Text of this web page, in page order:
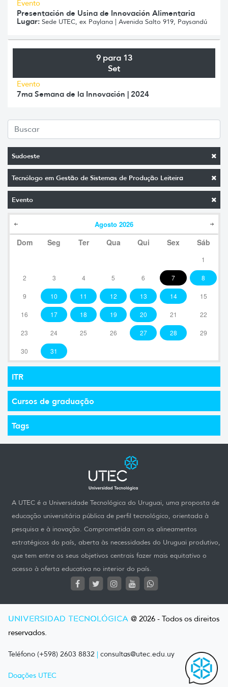
Sudoeste
Tecnólogo em Gestão de Sistemas de Produção Leiteira
Evento
Agosto 2026
Dom Seg Ter Qua Qui Sex Sáb
1
2 3 4 5 6 7 8
9 10 11 12 13 14 15
16 17 18 19 20 21 22
23 24 25 26 27 28 29
30 31
ITR
Cursos de graduação
Tags
Evento
Presentación de Usina de Innovación Alimentaria
Lugar: Sede UTEC, ex Paylana | Avenida Salto 919, Paysandú
9 para 13
Set
Evento
7ma Semana de la Innovación | 2024
A UTEC é a Universidade Tecnológica do Uruguai, uma proposta de
educação universitária pública de perfil tecnológico, orientada à
pesquisa e à inovação. Comprometida com os alineamentos
estratégicos do país, aberta às necessidades do Uruguai produtivo,
que tem entre os seus objetivos centrais fazer mais equitativo o
acesso à oferta educativa no interior do país.
UNIVERSIDAD TECNOLÓGICA @ 2026 - Todos os direitos
reservados.
Teléfono (+598) 2603 8832 | consultas@utec.edu.uy
Doações UTEC